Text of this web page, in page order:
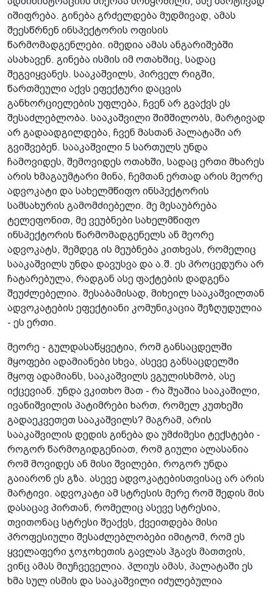
იშიფრება. გინება გრძელდება მუდმივად, ამას
შეესწრნენ ინსპექტორის ოფისის
წარმომადგენლები. იმედია ამას ანგარიშებში
ასახავენ. გინება ისმის იმ ოთახშიც, სადაც
შეგვიყვანეს. სააკაშვილს, პირველ რიგში,
წართმეული აქვს ეფექტური დაცვის
განხორციელების უფლება, ჩვენ არ გვაქვს ეს
შესაძლებლობა. სააკაშვილი შიმშილობს, მარტივად
არ გადაადგილდება, ჩვენ მასთან პალატაში არ
გვიშვებენ. სააკაშვილი 5 სართულს უნდა
ჩამოვიდეს, შემოვიდეს ოთახში, სადაც ერთი მხარეს
არის ხმაგაუმტარი მინა, ჩემთან ერთად არის მეორე
ადვოკატი და სახელმწიფო ინსპექტორის
სამსახურის გამომძიებელი. მე მესაუბრება
ტელეფონით, მე ვეუბნები სახელმწიფო
ინსპექტორის წარმომადგენელს ან მეორე
ადვოკატს, შემდეგ ის მეუბნება კითხვას, რომელიც
სააკაშვილს უნდა დავუსვა და ა.შ. ეს პროცედურა არ
ჩატარებულა, რადგან ასე ფაქტების დადგენა
შეუძლებელია. შესაბამისად, მიხეილ სააკაშვილთან
ადვოკატების ეფექტიანი კომუნიკაცია შეზღუდულია
- ეს ერთი.
მეორე - გულდასაწყვეტია, რომ განსაცდელში
მყოფები ადამიანები სხვა, ასევე განსაცდელში
მყოფ ადამიანს, სააკაშვილს ვგულისხმობ, ასე
იქცევიან. უნდა ვკითხო მათ - რა შუაშია სააკაშილი,
ივანიშვილის პატიმრები ხართ, რომელ კუთხეში
გადაეკვეთეთ სააკაშვილს? მაგრამ, არის
სააკაშვილის დედის გინება და უმძიმესი ტექსტები -
როგორ წარმოგიდგენიათ, რომ გიული ალასანია
რომ მოვიდეს ან მისი შვილები, როგორ უნდა
გაიარონ ეს გზა. ასევე ადვოკატებისთვისაც არ არის
მარტივი. ადვოკატი ამ სტრესის მერე რომ შედის მის
დასაცავ პირთან, რომელიც ასევე სტრესია,
თვითონაც სტრესი შეაქვს, ქვეითდება მისი
პროფესიული შესაძლებლობები იმიტომ, რომ ეს
ყველაფერი ჯოჯოხეთის გავლას ჰგავს მათთვის,
ვინც ამას მიუჩვეველია. პლიუს ამას, პალატაში ეს
ხმა სულ ისმის და სააკაშვილი იძულებულია